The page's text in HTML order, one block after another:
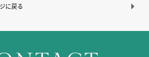
に戻る